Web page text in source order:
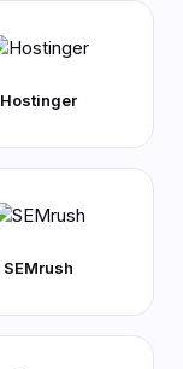
Hostinger
SEMrush